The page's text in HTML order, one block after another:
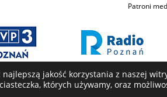
Patroni
jakość korzystania z naszej
których używamy, oraz